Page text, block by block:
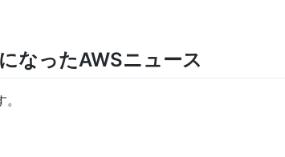
なったAWSニュース